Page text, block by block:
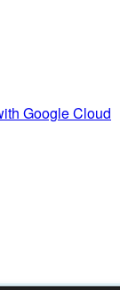
Google Cloud